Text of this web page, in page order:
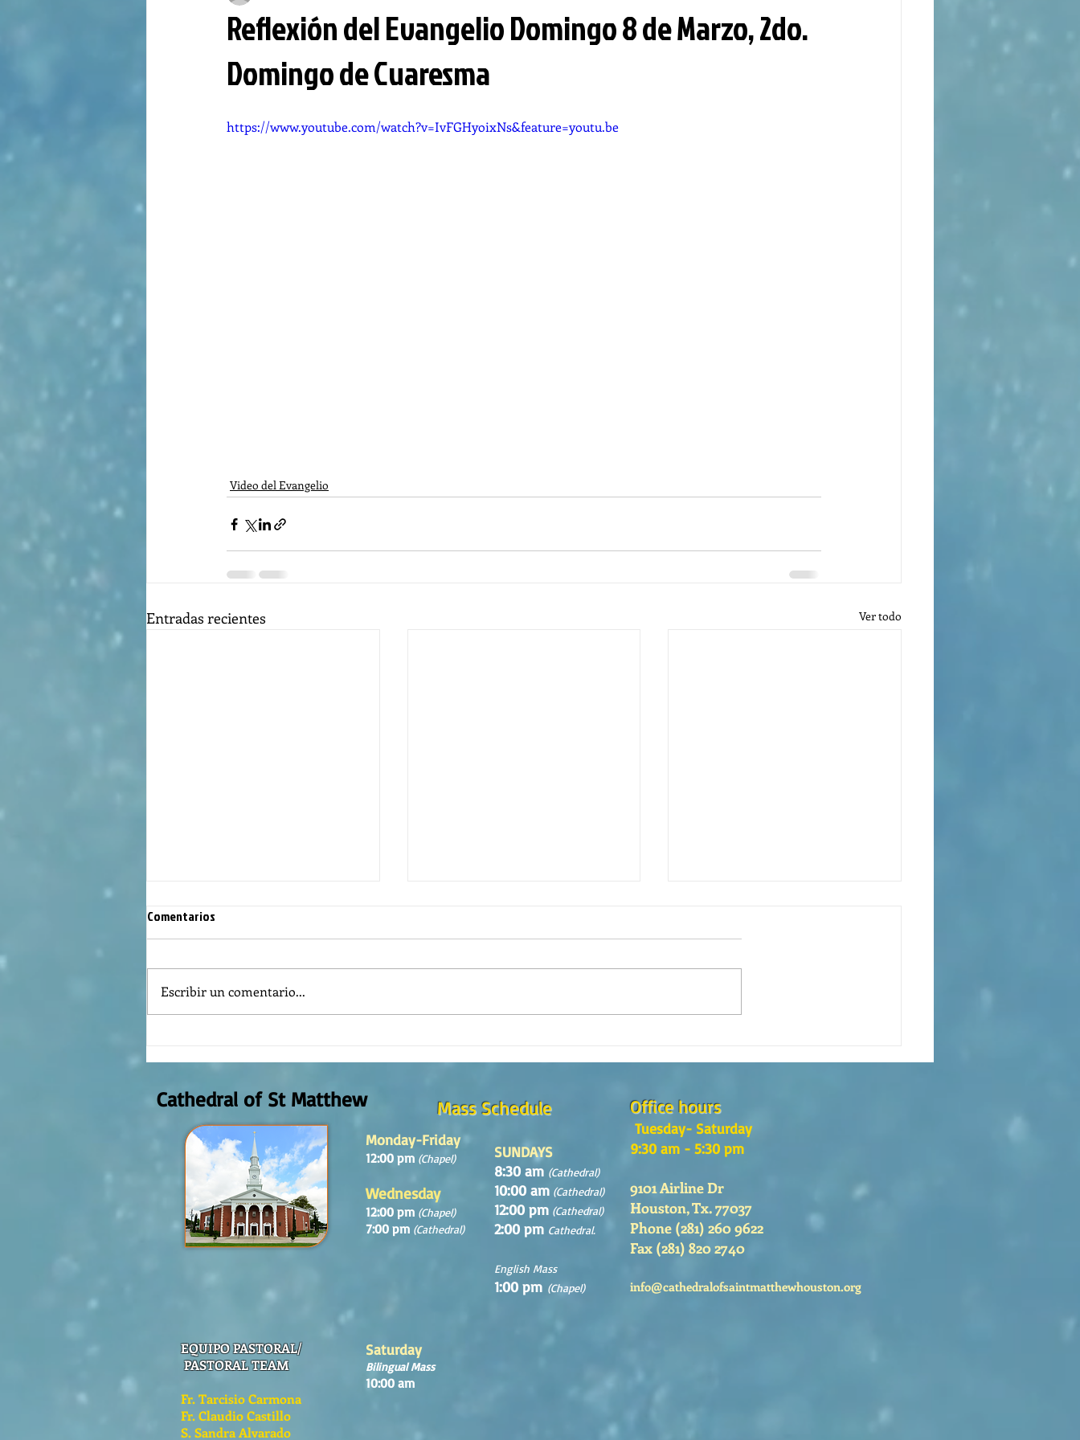
Reflexión del Evangelio Domingo 8 de Marzo, 2do.
Domingo de Cuaresma
https://www.youtube.com/watch?v=IvFGHyoixNs&feature=youtu.be
Video del Evangelio
Entradas recientes Ver todo
Cuaresma
Cuaresma
de Cuaresma
Comentarios
Escribir un comentario...
Cathedral of St Matthew Mass Schedule
Monday-Friday
12:00 pm (Chapel)
Wednesday
12:00 pm (Chapel)
7:00 pm (Cathedral)
SUNDAYS
8:30 am (Cathedral)
10:00 am (Cathedral)
12:00 pm (Cathedral)
2:00 pm Cathedral.
English Mass
1:00 pm (Chapel)
Office hours
Tuesday- Saturday
9:30 am - 5:30 pm
9101 Airline Dr
Houston, Tx. 77037
Phone (281) 260 9622
Fax (281) 820 2740
info@cathedralofsaintmatthewhouston.org
EQUIPO PASTORAL/
PASTORAL TEAM
Fr. Tarcisio Carmona
Fr. Claudio Castillo
S. Sandra Alvarado
Saturday
Bilingual Mass
10:00 am